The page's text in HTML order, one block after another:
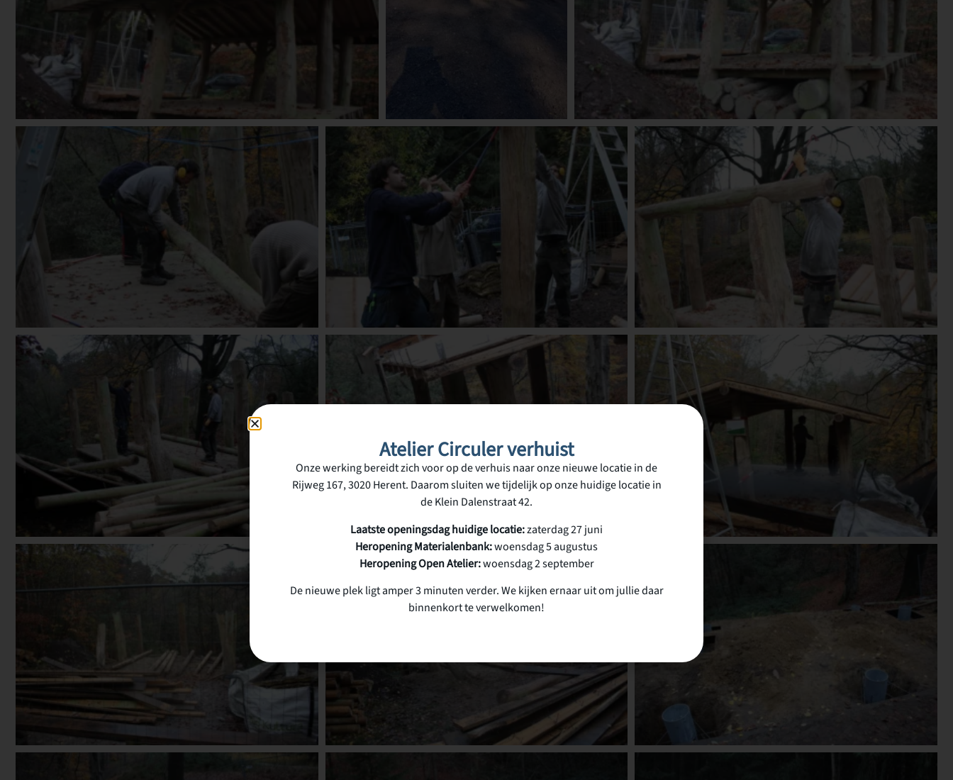
Atelier Circuler verhuist
Onze werking bereidt zich voor op de verhuis naar onze nieuwe locatie in de
Rijweg 167, 3020 Herent. Daarom sluiten we tijdelijk op onze huidige locatie in
de Klein Dalenstraat 42.
Laatste openingsdag huidige locatie:zaterdag 27 juni
Heropening Materialenbank:woensdag 5 augustus
Heropening Open Atelier:woensdag 2 september
De nieuwe plek ligt amper 3 minuten verder. We kijken ernaar uit om jullie daar
binnenkort te verwelkomen!